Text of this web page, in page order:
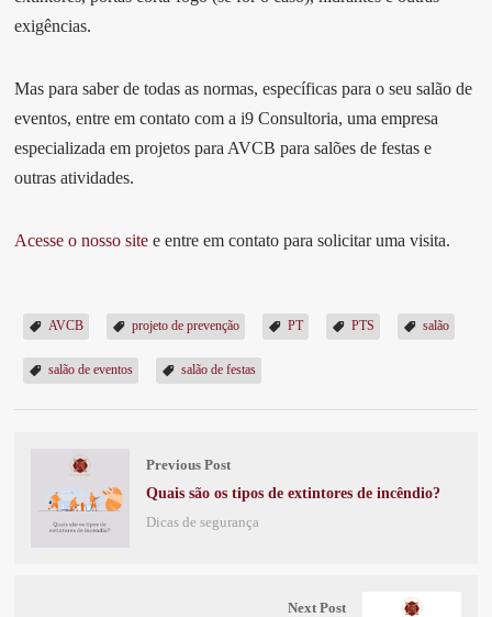
exigências.
Mas para saber de todas as normas, específicas para o seu salão de
eventos, entre em contato com a i9 Consultoria, uma empresa
especializada em projetos para AVCB para salões de festas e
outras atividades.
Acesse o nosso site e entre em contato para solicitar uma visita.
AVCB projeto de prevenção PT PTS salão
salão de eventos salão de festas
Previous Post
Quais são os tipos de extintores de incêndio?
Dicas de segurança
Next Post